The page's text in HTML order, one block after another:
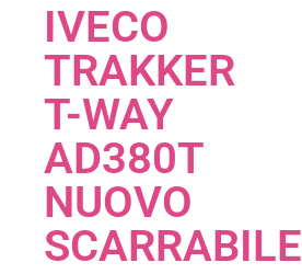
IVECO
TRAKKER
T-WAY
AD380T
NUOVO
SCARRABILE